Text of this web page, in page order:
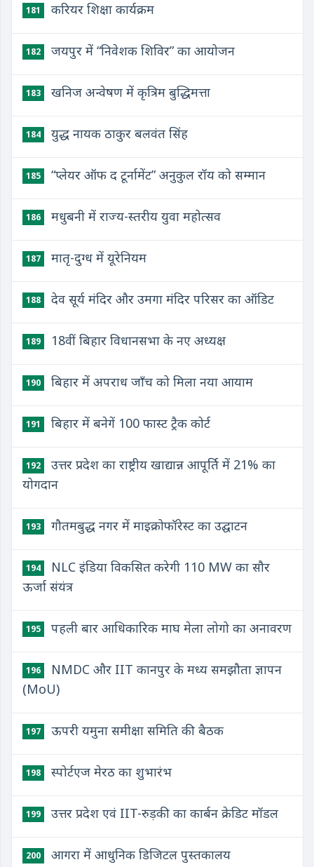
181 करियर शिक्षा कार्यक्रम
182 जयपुर में “निवेशक शिविर” का आयोजन
183 खनिज अन्वेषण में कृत्रिम बुद्धिमत्ता
184 युद्ध नायक ठाकुर बलवंत सिंह
185 “प्लेयर ऑफ द टूर्नामेंट” अनुकुल रॉय को सम्मान
186 मधुबनी में राज्य-स्तरीय युवा महोत्सव
187 मातृ-दुग्ध में यूरेनियम
188 देव सूर्य मंदिर और उमगा मंदिर परिसर का ऑडिट
189 18वीं बिहार विधानसभा के नए अध्यक्ष
190 बिहार में अपराध जाँच को मिला नया आयाम
191 बिहार में बनेगें 100 फास्ट ट्रैक कोर्ट
192
उत्तर प्रदेश का राष्ट्रीय खाद्यान्न आपूर्ति में 21% का
योगदान
193 गौतमबुद्ध नगर में माइक्रोफॉरेस्ट का उद्घाटन
194
NLC इंडिया विकसित करेगी 110 MW का सौर
ऊर्जा संयंत्र
195 पहली बार आधिकारिक माघ मेला लोगो का अनावरण
196
NMDC और IIT कानपुर के मध्य समझौता ज्ञापन
(MoU)
197 ऊपरी यमुना समीक्षा समिति की बैठक
198 स्पोर्टएज मेरठ का शुभारंभ
199 उत्तर प्रदेश एवं IIT-रुड़की का कार्बन क्रेडिट मॉडल
200 आगरा में आधुनिक डिजिटल पुस्तकालय